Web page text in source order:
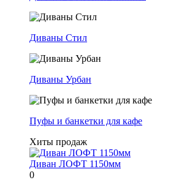
Диваны Стил
Диваны Урбан
Пуфы и банкетки для кафе
Хиты продаж
Диван ЛОФТ 1150мм
0